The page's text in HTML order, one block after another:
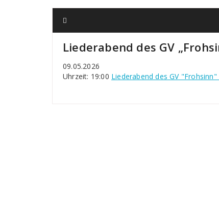
Liederabend des GV
09.05.2026
Uhrzeit: 19:00 Liederabend des GV